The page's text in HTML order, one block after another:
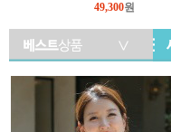
49,300원